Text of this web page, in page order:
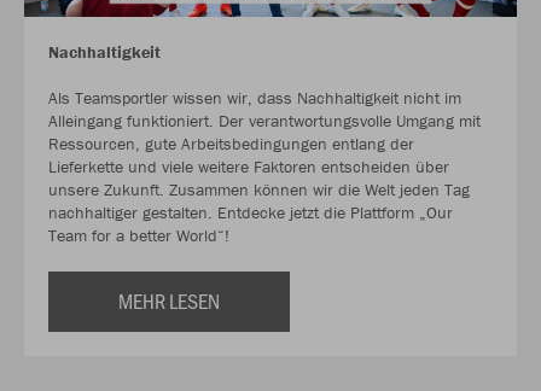
Nachhaltigkeit
Als Teamsportler wissen wir, dass Nachhaltigkeit nicht im
Alleingang funktioniert. Der verantwortungsvolle Umgang mit
Ressourcen, gute Arbeitsbedingungen entlang der
Lieferkette und viele weitere Faktoren entscheiden über
unsere Zukunft. Zusammen können wir die Welt jeden Tag
nachhaltiger gestalten. Entdecke jetzt die Plattform „Our
Team for a better World“!
MEHR LESEN